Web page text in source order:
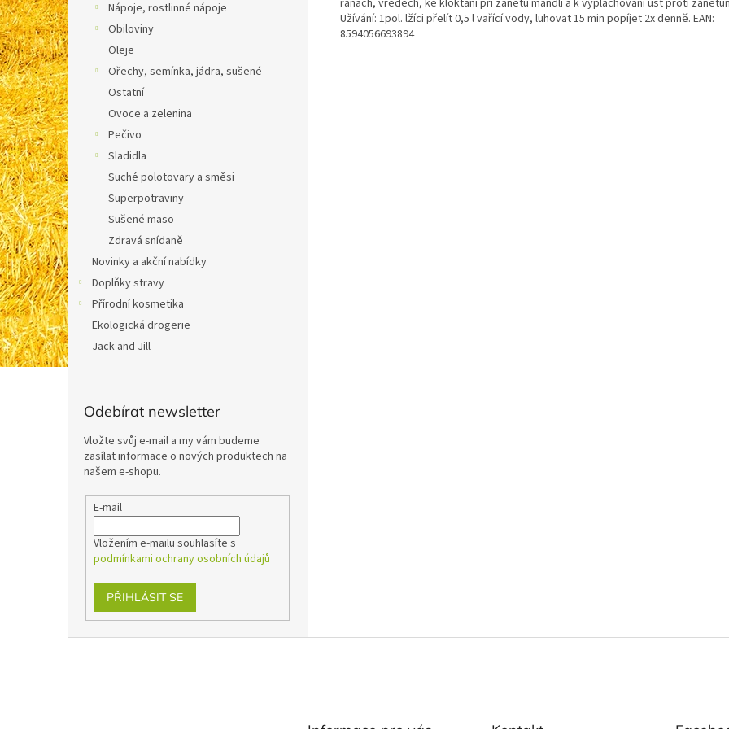
Nápoje, rostlinné nápoje
Obiloviny
Oleje
Ořechy, semínka, jádra, sušené
Ostatní
Ovoce a zelenina
Pečivo
Sladidla
Suché polotovary a směsi
Superpotraviny
Sušené maso
Zdravá snídaně
Novinky a akční nabídky
Doplňky stravy
Přírodní kosmetika
Ekologická drogerie
Jack and Jill
Odebírat newsletter
Vložte svůj e-mail a my vám budeme
zasílat informace o nových produktech na
našem e-shopu.
E-mail
Vložením e-mailu souhlasíte s
podmínkami ochrany osobních údajů
PŘIHLÁSIT SE
ranách, vředech, ke kloktání při zánětu mandlí a k vyplachování úst proti
Užívání: 1pol. lžíci přelít 0,5 l vařící vody, luhovat 15 min popíjet 2x denně. EAN:
8594056693894